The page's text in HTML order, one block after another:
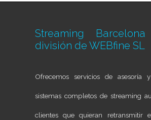
Streaming
división de WEBfine SL
Ofrecemos servicios de asesoría
sistemas completos de streaming
clientes que quieran retransmitir